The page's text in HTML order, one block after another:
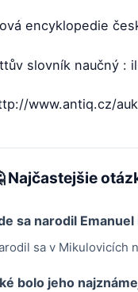
encyklopedie
slovník naučný :
www.antiq.cz/
Najčastejšie
sa narodil
sa v Mikulovicích
bolo jeho